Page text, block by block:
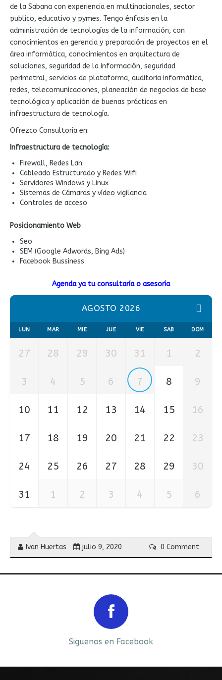
de la Sabana con experiencia en multinacionales, sector
publico, educativo y pymes. Tengo énfasis en la
administración de tecnologías de la información, con
conocimientos en gerencia y preparación de proyectos en el
área informática, conocimientos en arquitectura de
soluciones, seguridad de la información, seguridad
perimetral, servicios de plataforma, auditoria informática,
redes, telecomunicaciones, planeación de negocios de base
tecnológica y aplicación de buenas prácticas en
infraestructura de tecnología.
Ofrezco Consultoría en:
Infraestructura de tecnología:
Firewall, Redes Lan
Cableado Estructurado y Redes Wifi
Servidores Windows y Linux
Sistemas de Cámaras y vídeo vigilancia
Controles de acceso
Posicionamiento Web
Seo
SEM (Google Adwords, Bing Ads)
Facebook Bussiness
Agenda ya tu consultaría o asesoría
AGOSTO 2026
LUN MAR MIE JUE VIE SAB DOM
27 28 29 30 31 1 2
3 4 5 6 7 8 9
10 11 12 13 14 15 16
17 18 19 20 21 22 23
24 25 26 27 28 29 30
31 1 2 3 4 5 6
Ivan Huertas julio 9, 2020 0 Comment
Siguenos en Facebook